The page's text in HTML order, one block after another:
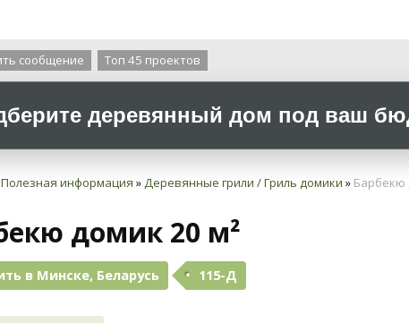
сообщение Топ 45 проектов
деревянный дом под ваш
Полезная информация »Деревянные грили / Гриль домики » Барбекю
домик 20 м²
в Минске, Беларусь 115-Д